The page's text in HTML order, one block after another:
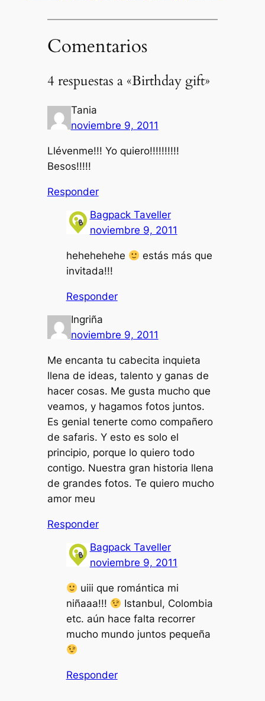
Comentarios
4 respuestas a «Birthday gift»
Tania
noviembre 9, 2011
Llévenme!!! Yo quiero!!!!!!!!!!
Besos!!!!!
Responder
Bagpack Taveller
noviembre 9, 2011
hehehehehe
estás más que
invitada!!!
Responder
Ingriña
noviembre 9, 2011
Me encanta tu cabecita inquieta
llena de ideas, talento y ganas de
hacer cosas. Me gusta mucho que
veamos, y hagamos fotos juntos.
Es genial tenerte como compañero
de safaris. Y esto es solo el
principio, porque lo quiero todo
contigo. Nuestra gran historia llena
de grandes fotos. Te quiero mucho
amor meu
Responder
Bagpack Taveller
noviembre 9, 2011
uiii que romántica mi
niñaaa!!!
Istanbul, Colombia
etc. aún hace falta recorrer
mucho mundo juntos pequeña
Responder